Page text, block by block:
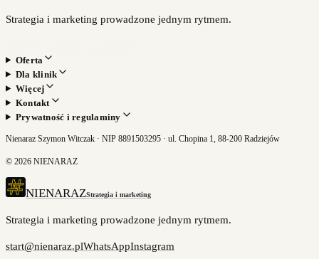
Strategia i marketing prowadzone jednym rytmem.
Oferta
Dla klinik
Więcej
Kontakt
Prywatność i regulaminy
Nienaraz Szymon Witczak · NIP 8891503295 · ul. Chopina 1, 88-200 Radziejów
© 2026 NIENARAZ
NIENARAZStrategia i marketing
Strategia i marketing prowadzone jednym rytmem.
start@nienaraz.plWhatsAppInstagram